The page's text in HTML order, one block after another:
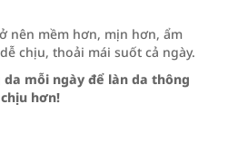
nên mềm hơn, mịn hơn, ẩm
chịu, thoải mái suốt cả ngày.
mỗi ngày để làn da thông
hơn!